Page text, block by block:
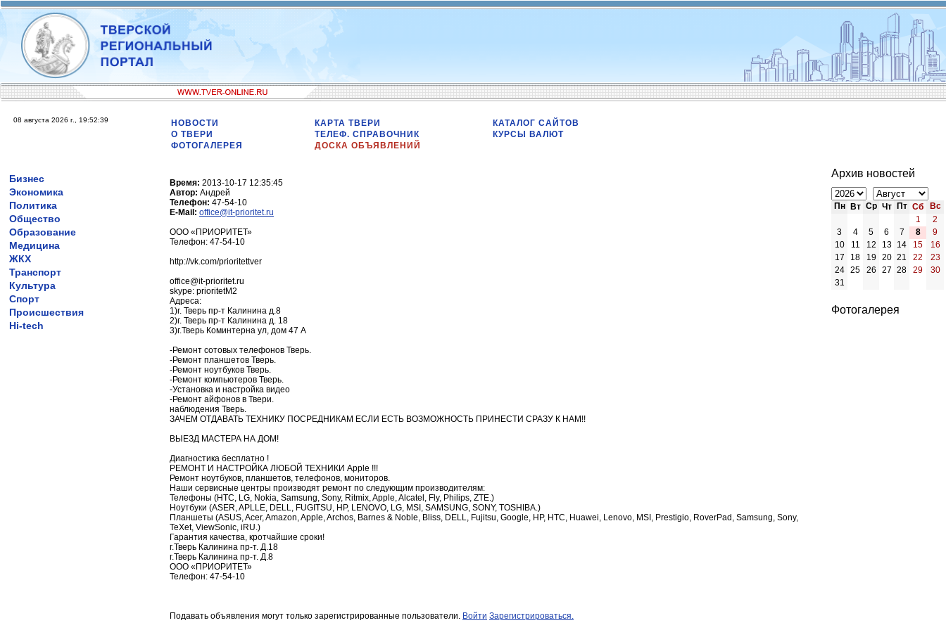
08 августа 2026 г., 19:52:39
НОВОСТИ
О ТВЕРИ
ФОТОГАЛЕРЕЯ
КАРТА ТВЕРИ
ТЕЛЕФ. СПРАВОЧНИК
ДОСКА ОБЪЯВЛЕНИЙ
КАТАЛОГ САЙТОВ
КУРСЫ ВАЛЮТ
Бизнес
Экономика
Политика
Общество
Образование
Медицина
ЖКХ
Транспорт
Культура
Спорт
Происшествия
Hi-tech
Время: 2013-10-17 12:35:45
Автор: Андрей
Телефон: 47-54-10
E-Mail: office@it-prioritet.ru
ООО «ПРИОРИТЕТ»
Телефон: 47-54-10
http://vk.com/prioritettver
office@it-prioritet.ru
skype: prioritetM2
Адреса:
1)г. Тверь пр-т Калинина д.8
2)г. Тверь пр-т Калинина д. 18
3)г.Тверь Коминтерна ул, дом 47 А
-Ремонт сотовых телефонов Тверь.
-Ремонт планшетов Тверь.
-Ремонт ноутбуков Тверь.
-Ремонт компьютеров Тверь.
-Установка и настройка видео
-Ремонт айфонов в Твери.
наблюдения Тверь.
ЗАЧЕМ ОТДАВАТЬ ТЕХНИКУ ПОСРЕДНИКАМ ЕСЛИ ЕСТЬ ВОЗМОЖНОСТЬ ПРИНЕСТИ СРАЗУ К НАМ!!
ВЫЕЗД МАСТЕРА НА ДОМ!
Диагностика бесплатно !
РЕМОНТ И НАСТРОЙКА ЛЮБОЙ ТЕХНИКИ Apple !!!
Ремонт ноутбуков, планшетов, телефонов, мониторов.
Наши сервисные центры производят ремонт по следующим производителям:
Телефоны (HTC, LG, Nokia, Samsung, Sony, Ritmix, Apple, Alcatel, Fly, Philips, ZTE.)
Ноутбуки (ASER, APLLE, DELL, FUGITSU, HP, LENOVO, LG, MSI, SAMSUNG, SONY, TOSHIBA.)
Планшеты (ASUS, Acer, Amazon, Apple, Archos, Barnes & Noble, Bliss, DELL, Fujitsu, Google, HP, HTC, Huawei, Lenovo, MSI, Prestigio, RoverPad, Samsung, Sony,
TeXet, ViewSonic, iRU.)
Гарантия качества, кротчайшие сроки!
г.Тверь Калинина пр-т. Д.18
г.Тверь Калинина пр-т. Д.8
ООО «ПРИОРИТЕТ»
Телефон: 47-54-10
Подавать объявления могут только зарегистрированные пользователи. Войти Зарегистрироваться.
Архив новостей
Пн Вт Ср Чт Пт Сб
Вс
1
2
3
4 5 6 7 8
9
10
11 12 13 14 15
16
17
18 19 20 21 22
23
24
25 26 27 28 29
30
31
Фотогалерея